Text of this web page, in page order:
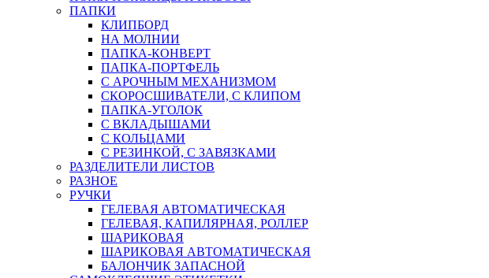
ПАПКИ
КЛИПБОРД
НА МОЛНИИ
ПАПКА-КОНВЕРТ
ПАПКА-ПОРТФЕЛЬ
С АРОЧНЫМ МЕХАНИЗМОМ
СКОРОСШИВАТЕЛИ, С КЛИПОМ
ПАПКА-УГОЛОК
С ВКЛАДЫШАМИ
С КОЛЬЦАМИ
С РЕЗИНКОЙ, С ЗАВЯЗКАМИ
РАЗДЕЛИТЕЛИ ЛИСТОВ
РАЗНОЕ
РУЧКИ
ГЕЛЕВАЯ АВТОМАТИЧЕСКАЯ
ГЕЛЕВАЯ, КАПИЛЯРНАЯ, РОЛЛЕР
ШАРИКОВАЯ
ШАРИКОВАЯ АВТОМАТИЧЕСКАЯ
БАЛОНЧИК ЗАПАСНОЙ